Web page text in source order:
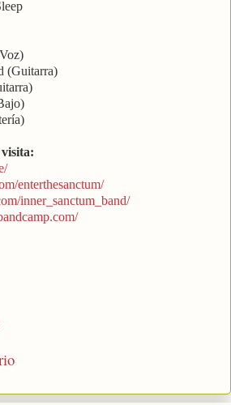
(Guitarra)
enterthesanctum/
inner_sanctum_band/